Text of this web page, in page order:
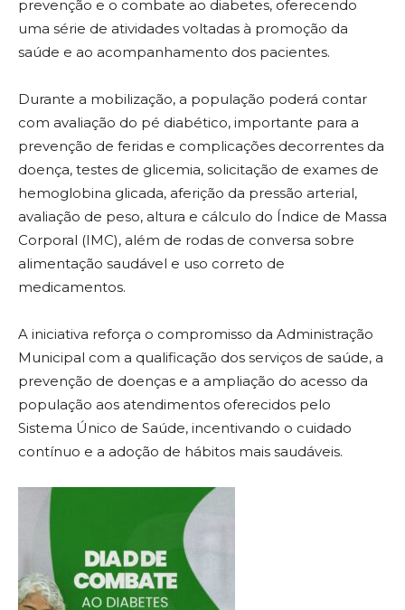
prevenção e o combate ao diabetes, oferecendo
uma série de atividades voltadas à promoção da
saúde e ao acompanhamento dos pacientes.
Durante a mobilização, a população poderá contar
com avaliação do pé diabético, importante para a
prevenção de feridas e complicações decorrentes da
doença, testes de glicemia, solicitação de exames de
hemoglobina glicada, aferição da pressão arterial,
avaliação de peso, altura e cálculo do Índice de Massa
Corporal (IMC), além de rodas de conversa sobre
alimentação saudável e uso correto de
medicamentos.
A iniciativa reforça o compromisso da Administração
Municipal com a qualificação dos serviços de saúde, a
prevenção de doenças e a ampliação do acesso da
população aos atendimentos oferecidos pelo
Sistema Único de Saúde, incentivando o cuidado
contínuo e a adoção de hábitos mais saudáveis.